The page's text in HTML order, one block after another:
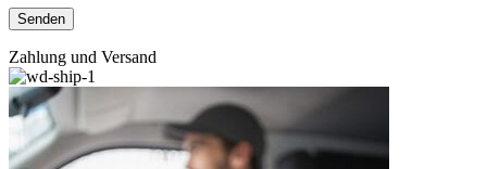
Zahlung und Versand